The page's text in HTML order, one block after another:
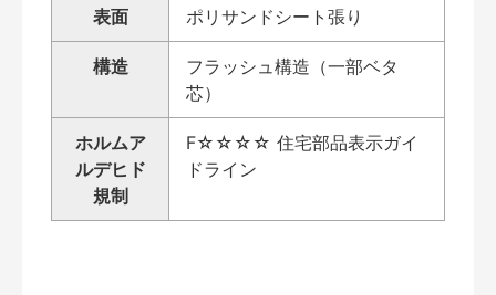
表面 ポリサンドシート張り
構造
フラッシュ構造（一部ベタ
芯）
ホルムア
ルデヒド
規制
F☆☆☆☆ 住宅部品表示ガイ
ドライン